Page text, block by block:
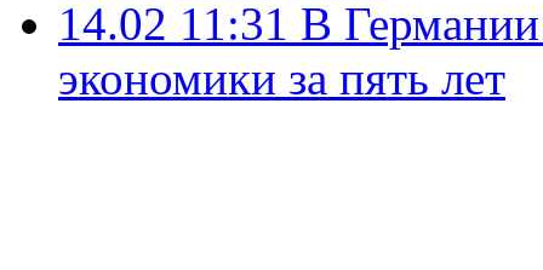
14.02 11:31 В
экономики за пять лет